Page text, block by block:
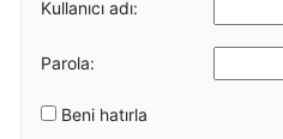
Kullanıcı adı:
Parola:
Beni hatırla